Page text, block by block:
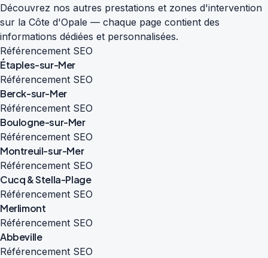
Découvrez nos autres prestations et zones d'intervention
sur la Côte d'Opale — chaque page contient des
informations dédiées et personnalisées.
Référencement SEO
Étaples-sur-Mer
Référencement SEO
Berck-sur-Mer
Référencement SEO
Boulogne-sur-Mer
Référencement SEO
Montreuil-sur-Mer
Référencement SEO
Cucq & Stella-Plage
Référencement SEO
Merlimont
Référencement SEO
Abbeville
Référencement SEO